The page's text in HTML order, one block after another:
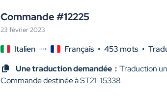
Commande #12225
23 février 2023
Italien Français • 453 mots •
Une traduction demandée :'Traduction
Commande destinée à ST21-15338